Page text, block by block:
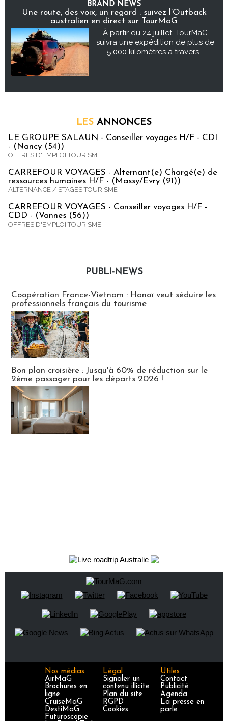
BRAND NEWS
Une route, des voix, un regard : suivez l’Outback
australien en direct sur TourMaG
À partir du 24 juillet, TourMaG
suivra une expédition de plus de
5 000 kilomètres à travers...
LES ANNONCES
LE GROUPE SALAUN - Conseiller voyages H/F - CDI
- (Nancy (54))
OFFRES D'EMPLOI TOURISME
CARREFOUR VOYAGES - Alternant(e) Chargé(e) de
ressources humaines H/F - (Massy/Evry (91))
ALTERNANCE / STAGES TOURISME
CARREFOUR VOYAGES - Conseiller voyages H/F -
CDD - (Vannes (56))
OFFRES D'EMPLOI TOURISME
PUBLI-NEWS
Coopération France-Vietnam : Hanoï veut séduire les
professionnels français du tourisme
Bon plan croisière : Jusqu'à 60% de réduction sur le
2ème passager pour les départs 2026 !
Nos médias
AirMaG
Brochures en
ligne
CruiseMaG
DestiMaG
Futuroscopie
Légal
Signaler un
contenu illicite
Plan du site
RGPD
Cookies
Utiles
Contact
Publicité
Agenda
La presse en
parle